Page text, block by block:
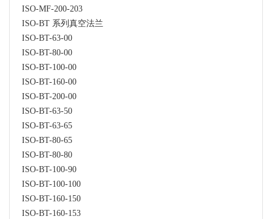
ISO-MF-200-203
ISO-BT 系列真空法兰
ISO-BT-63-00
ISO-BT-80-00
ISO-BT-100-00
ISO-BT-160-00
ISO-BT-200-00
ISO-BT-63-50
ISO-BT-63-65
ISO-BT-80-65
ISO-BT-80-80
ISO-BT-100-90
ISO-BT-100-100
ISO-BT-160-150
ISO-BT-160-153